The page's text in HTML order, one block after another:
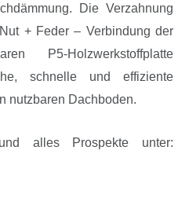
Die Verzahnung
+ Feder – Verbindung der
P5-Holzwerkstoffplatte
schnelle und effiziente
nutzbaren Dachboden.
alles Prospekte unter: